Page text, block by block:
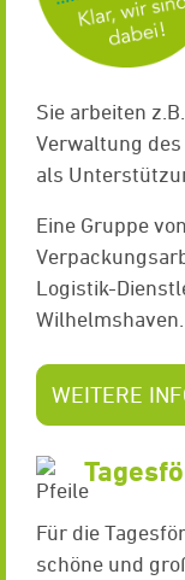
Sie arbeiten
Verwaltung
als
Eine Gruppe
Logistik-
Wilhelmshaven.
WEITERE
Für die
schöne und